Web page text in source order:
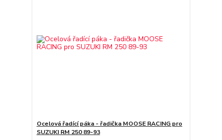
Ocelová řadící páka - řadička MOOSE RACING pro
SUZUKI RM 250 89-93